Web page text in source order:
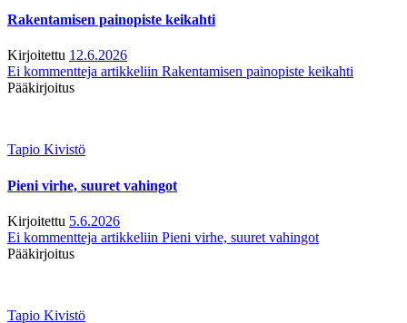
Rakentamisen painopiste keikahti
Kirjoitettu 12.6.2026
Ei kommentteja artikkeliin Rakentamisen painopiste keikahti
Pääkirjoitus
Tapio Kivistö
Pieni virhe, suuret vahingot
Kirjoitettu 5.6.2026
Ei kommentteja artikkeliin Pieni virhe, suuret vahingot
Pääkirjoitus
Tapio Kivistö